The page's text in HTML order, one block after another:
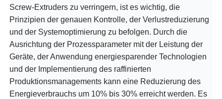
Screw-Extruders zu verringern, ist es wichtig, die
Prinzipien der genauen Kontrolle, der Verlustreduzierung
und der Systemoptimierung zu befolgen. Durch die
Ausrichtung der Prozessparameter mit der Leistung der
Geräte, der Anwendung energiesparender Technologien
und der Implementierung des raffinierten
Produktionsmanagements kann eine Reduzierung des
Energieverbrauchs um 10% bis 30% erreicht werden. Es